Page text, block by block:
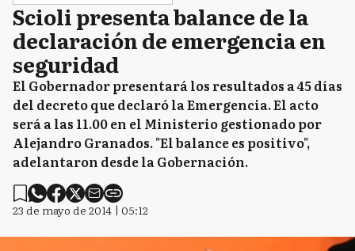
Scioli presenta balance de la
declaración de emergencia en
seguridad
El Gobernador presentará los resultados a 45 días
del decreto que declaró la Emergencia. El acto
será a las 11.00 en el Ministerio gestionado por
Alejandro Granados. "El balance es positivo",
adelantaron desde la Gobernación.
23 de mayo de 2014 | 05:12